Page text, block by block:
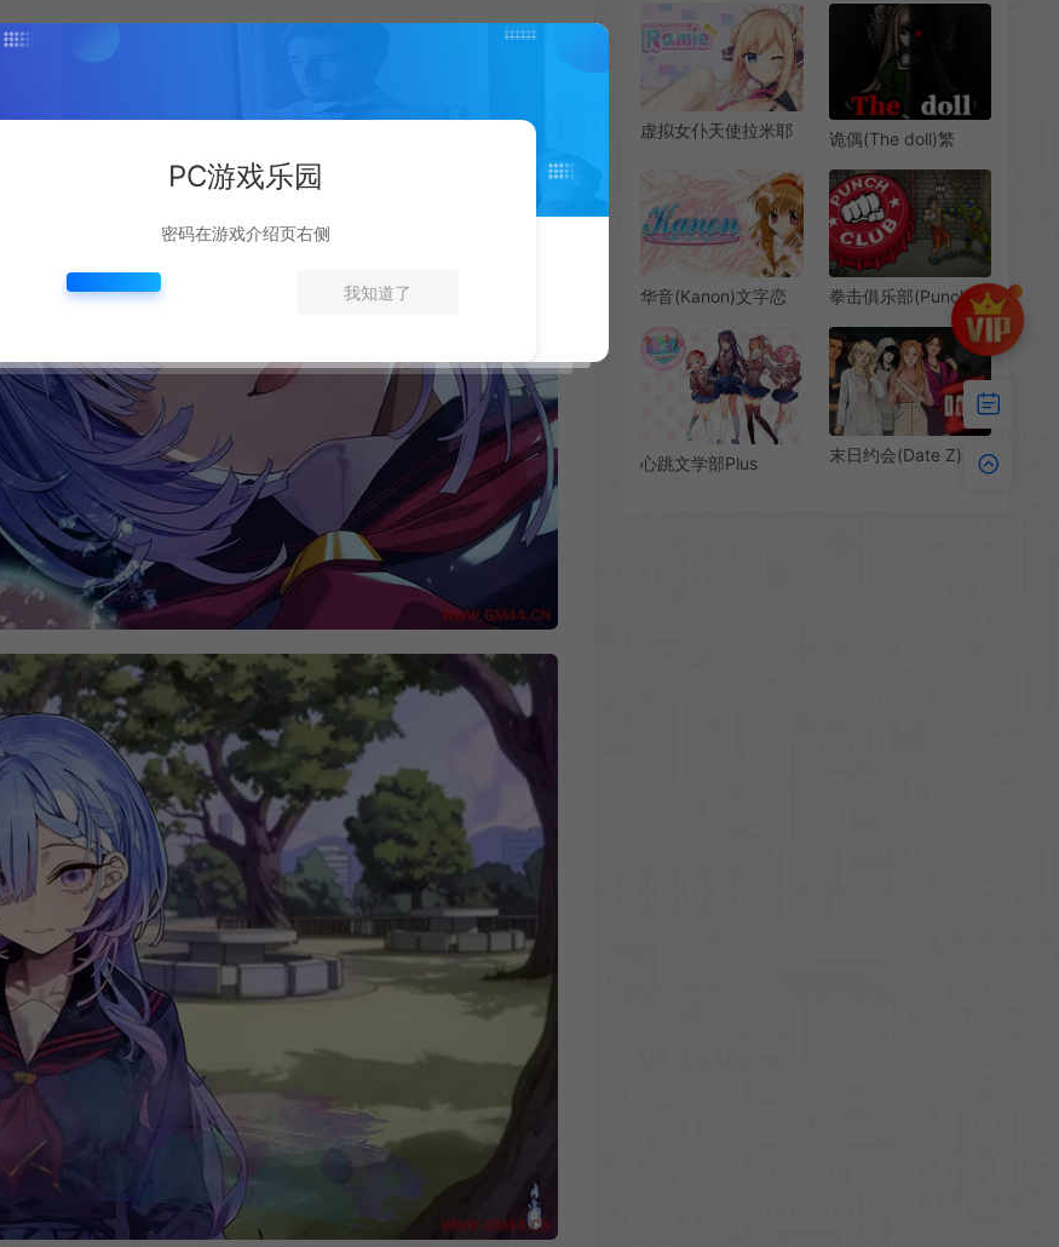
Place) 简中|PC|美少
女视觉小说游戏
Situation! DT)萌系恋
爱视觉小说游|下载
虚拟女仆天使拉米耶
Streamer Ramie)简
中|PC|ADV|卡通恋爱
视觉小说游戏
诡偶(The doll)繁
怖视觉小说游戏
华音(Kanon)文字恋
拳击俱乐部(Punch
Club)拳击大亨管理游
戏|下载
心跳文学部Plus
末日约会(Date Z)简
中|PC|AVG|约会模拟
PC游戏乐园
密码在游戏介绍页右侧
我知道了